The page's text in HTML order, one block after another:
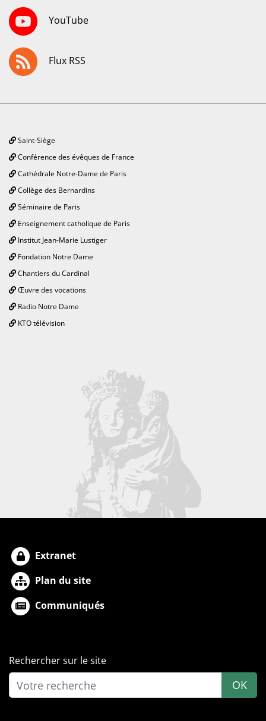
YouTube
Flux RSS
Saint-Siège
Conférence des évêques de France
Cathédrale Notre-Dame de Paris
Collège des Bernardins
Séminaire de Paris
Enseignement catholique de Paris
Institut Jean-Marie Lustiger
Fondation Notre Dame
Chantiers du Cardinal
Œuvre des vocations
Radio Notre Dame
KTO télévision
Extranet
Plan du site
Communiqués
Rechercher sur le site
OK